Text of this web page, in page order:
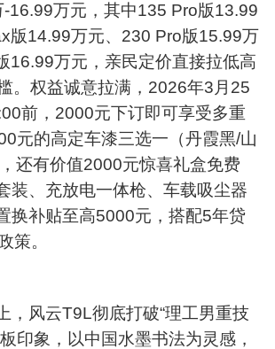
16.99万元，其中135 Pro版13.99
版14.99万元、230 Pro版15.99万
16.99万元，亲民定价直接拉低高
。权益诚意拉满，2026年3月25
前，2000元下订即可享受多重
元的高定车漆三选一（丹霞黑/山
还有价值2000元惊喜礼盒免费
装、充放电一体枪、车载吸尘器
换补贴至高5000元，搭配5年贷
策。
，风云T9L彻底打破“理工男重技
印象，以中国水墨书法为灵感，